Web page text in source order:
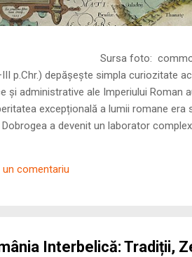
p.Chr.) depășește simpla curiozitate
și administrative ale Imperiului Roman
excepțională a lumii romane
a devenit un laborator
și ritmul procesului de rom...
comentariu
Interbelică: Tradiții,